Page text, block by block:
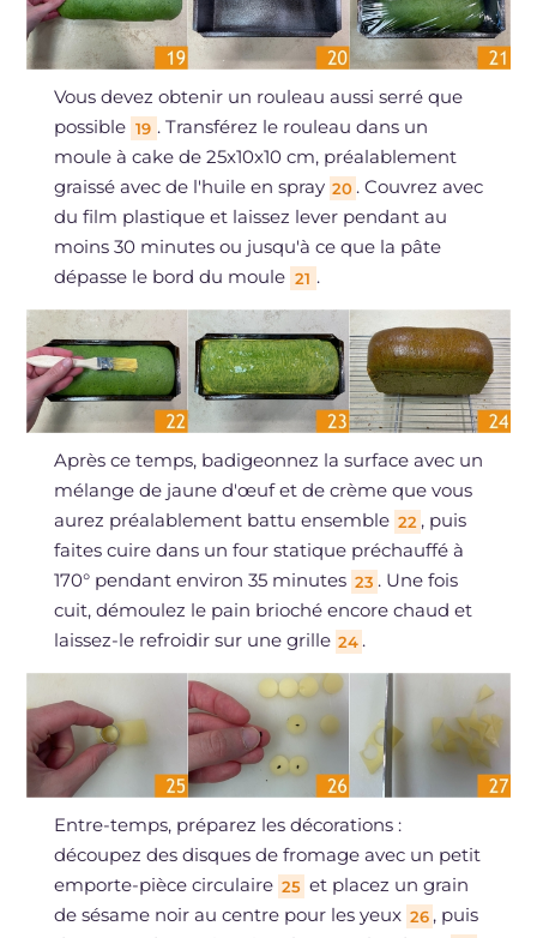
Vous devez obtenir un rouleau aussi serré que
possible 19 . Transférez le rouleau dans un
moule à cake de 25x10x10 cm, préalablement
graissé avec de l'huile en spray 20 . Couvrez avec
du film plastique et laissez lever pendant au
moins 30 minutes ou jusqu'à ce que la pâte
dépasse le bord du moule 21 .
Après ce temps, badigeonnez la surface avec un
mélange de jaune d'œuf et de crème que vous
aurez préalablement battu ensemble 22 , puis
faites cuire dans un four statique préchauffé à
170° pendant environ 35 minutes 23 . Une fois
cuit, démoulez le pain brioché encore chaud et
laissez-le refroidir sur une grille 24 .
Entre-temps, préparez les décorations :
découpez des disques de fromage avec un petit
emporte-pièce circulaire 25 et placez un grain
de sésame noir au centre pour les yeux 26 , puis